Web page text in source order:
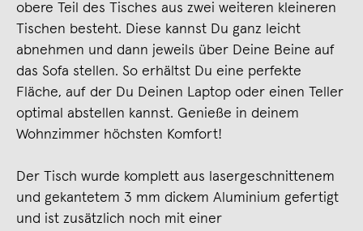
obere Teil des Tisches aus zwei weiteren kleineren
Tischen besteht. Diese kannst Du ganz leicht
abnehmen und dann jeweils über Deine Beine auf
das Sofa stellen. So erhältst Du eine perfekte
Fläche, auf der Du Deinen Laptop oder einen Teller
optimal abstellen kannst. Genieße in deinem
Wohnzimmer höchsten Komfort!
Der Tisch wurde komplett aus lasergeschnittenem
und gekantetem 3 mm dickem Aluminium gefertigt
und ist zusätzlich noch mit einer